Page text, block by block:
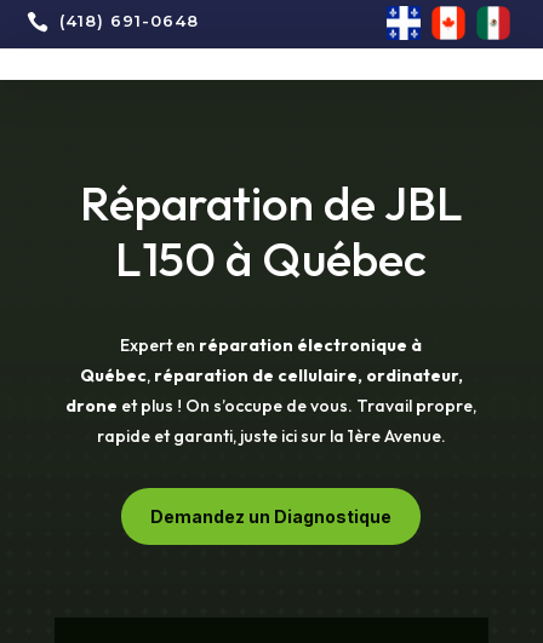
 (418) 691-0648
Réparation de JBL
L150 à Québec
Expert en réparation électronique à
Québec, réparation de cellulaire, ordinateur,
drone et plus ! On s’occupe de vous. Travail propre,
rapide et garanti, juste ici sur la 1ère Avenue.
Demandez un Diagnostique